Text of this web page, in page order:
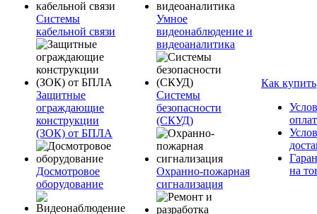
Системы
кабельной связи
Защитные
ограждающие
конструкции
(ЗОК) от БПЛА
Досмотровое
оборудование
Умное
видеонаблюдение и
видеоаналитика
Системы
безопасности
(СКУД)
Охранно-пожарная
сигнализация
Как купить
на